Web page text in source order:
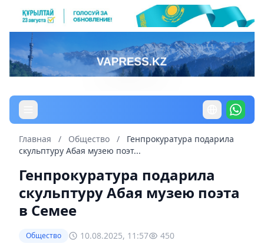
Главная / Общество /
Генпрокуратура подарила
скульптуру Абая музею поэт...
Генпрокуратура подарила
скульптуру Абая музею поэта
в Семее
Общество 10.08.2025, 11:57 450